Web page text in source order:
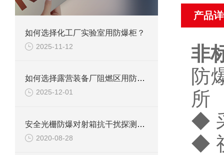
如何选择化工厂实验室用防爆柜？
2025-11-12
如何选择露营装备厂阻燃区用防爆柜？
2025-12-01
安全光栅防爆对射箱抗干扰探测器的特点有哪些？
2020-08-28
产品
非
防
所
◆
◆